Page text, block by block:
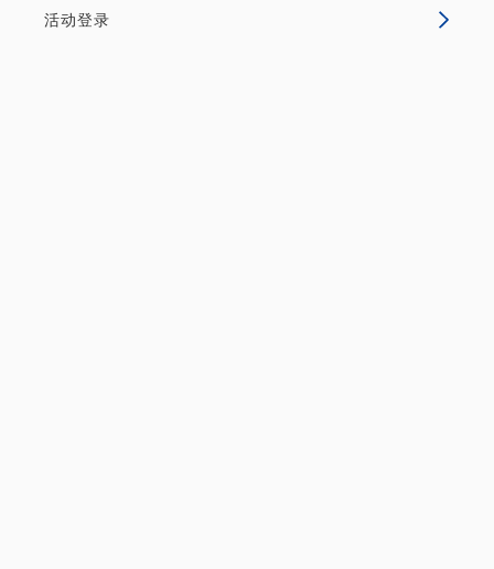
位于香林坊，观光和购物都很方便。步行即可到达兼六
活动登录